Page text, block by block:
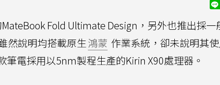
Fold Ultimate Design，另外也推出採一
然說明均搭載原生鴻蒙 作業系統，卻未說明其
電採用以5nm製程生產的Kirin X90處理器。